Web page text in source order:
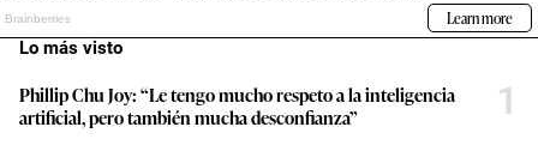
Lo más visto
Phillip Chu Joy: “Le tengo mucho respeto a la inteligencia
artificial, pero también mucha desconfianza”
1